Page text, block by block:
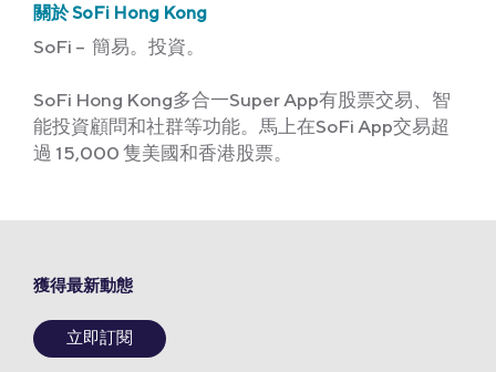
關於 SoFi Hong Kong
SoFi – 簡易。投資。
SoFi Hong Kong多合一Super App有股票交易、智
能投資顧問和社群等功能。馬上在SoFi App交易超
過 15,000 隻美國和香港股票。
獲得最新動態
立即訂閱